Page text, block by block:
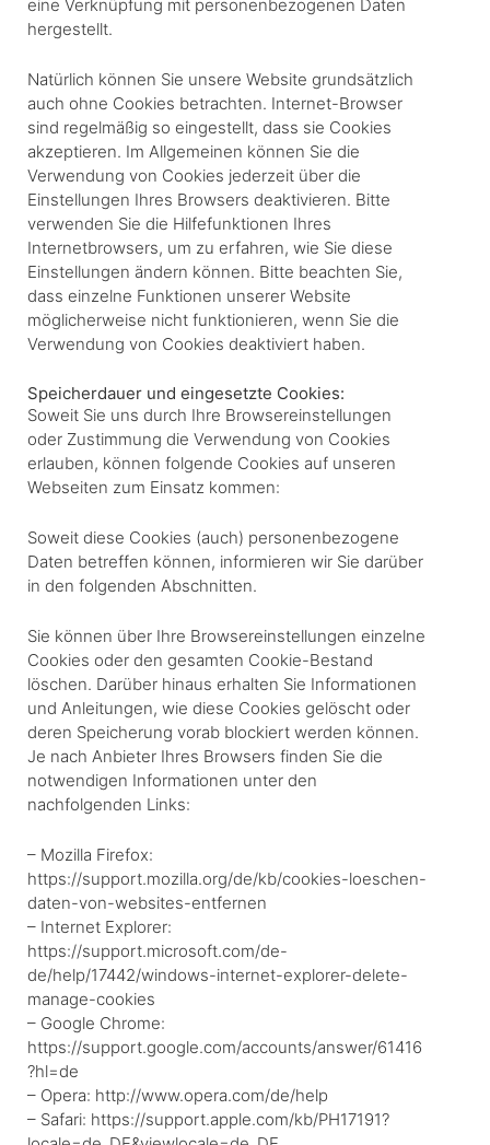
eine Verknüpfung mit personenbezogenen Daten
hergestellt.
Natürlich können Sie unsere Website grundsätzlich
auch ohne Cookies betrachten. Internet-Browser
sind regelmäßig so eingestellt, dass sie Cookies
akzeptieren. Im Allgemeinen können Sie die
Verwendung von Cookies jederzeit über die
Einstellungen Ihres Browsers deaktivieren. Bitte
verwenden Sie die Hilfefunktionen Ihres
Internetbrowsers, um zu erfahren, wie Sie diese
Einstellungen ändern können. Bitte beachten Sie,
dass einzelne Funktionen unserer Website
möglicherweise nicht funktionieren, wenn Sie die
Verwendung von Cookies deaktiviert haben.
Speicherdauer und eingesetzte Cookies:
Soweit Sie uns durch Ihre Browsereinstellungen
oder Zustimmung die Verwendung von Cookies
erlauben, können folgende Cookies auf unseren
Webseiten zum Einsatz kommen:
Soweit diese Cookies (auch) personenbezogene
Daten betreffen können, informieren wir Sie darüber
in den folgenden Abschnitten.
Sie können über Ihre Browsereinstellungen einzelne
Cookies oder den gesamten Cookie-Bestand
löschen. Darüber hinaus erhalten Sie Informationen
und Anleitungen, wie diese Cookies gelöscht oder
deren Speicherung vorab blockiert werden können.
Je nach Anbieter Ihres Browsers finden Sie die
notwendigen Informationen unter den
nachfolgenden Links:
– Mozilla Firefox:
https://support.mozilla.org/de/kb/cookies-loeschen-
daten-von-websites-entfernen
– Internet Explorer:
https://support.microsoft.com/de-
de/help/17442/windows-internet-explorer-delete-
manage-cookies
– Google Chrome:
https://support.google.com/accounts/answer/61416
?hl=de
– Opera: http://www.opera.com/de/help
– Safari: https://support.apple.com/kb/PH17191?